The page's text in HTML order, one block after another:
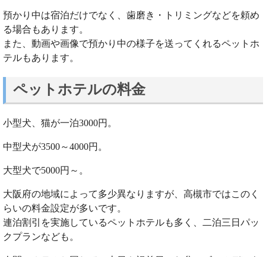
預かり中は宿泊だけでなく、歯磨き・トリミングなどを頼め
る場合もあります。
また、動画や画像で預かり中の様子を送ってくれるペットホ
テルもあります。
ペットホテルの料金
小型犬、猫が一泊3000円。
中型犬が3500～4000円。
大型犬で5000円～。
大阪府の地域によって多少異なりますが、高槻市ではこのく
らいの料金設定が多いです。
連泊割引を実施しているペットホテルも多く、二泊三日パッ
クプランなども。